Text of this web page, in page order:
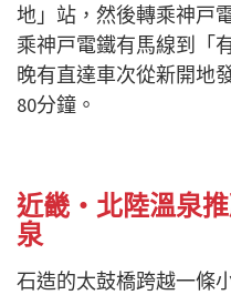
地」站，然後轉乘神戸
乘神戸電鐵有馬線到「
晚有直達車次從新開地
80分鐘。
近畿・北陸溫泉
泉
石造的太鼓橋跨越一條